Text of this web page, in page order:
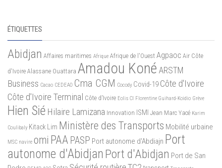
ÉTIQUETTES
Abidjan Affaires maritimes Afrique Afrique de l'Ouest Agpaoc Air Côte
d'Ivoire Alassane Ouattara Amadou Koné ARSTM
Business Cacao CEDEAO Cma CGM Cocody Covid-19 Côte d'Ivoire
Côte d'Ivoire Terminal Côte d’Ivoire Eolis CI Florentine Guihard-Koidio Grève
Hien Sié Hilaire Lamizana Innovation ISMI Jean Marc Yacé Karim
Coulibaly Kitack Lim Ministère des Transports Mobilité urbaine
MSC navire omi PAA PASP Port autonome d'Abdiajn Port
autonome d'Abidjan Port d'Abidjan Port de San